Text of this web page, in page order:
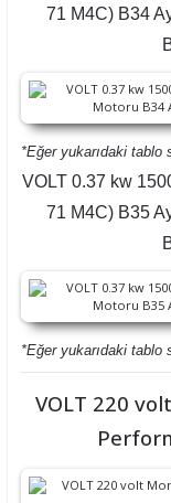
71 M4C) B34
*Eğer yukarıdaki tablo
VOLT 0.37 kw
71 M4C) B35
*Eğer yukarıdaki tablo
VOLT 220